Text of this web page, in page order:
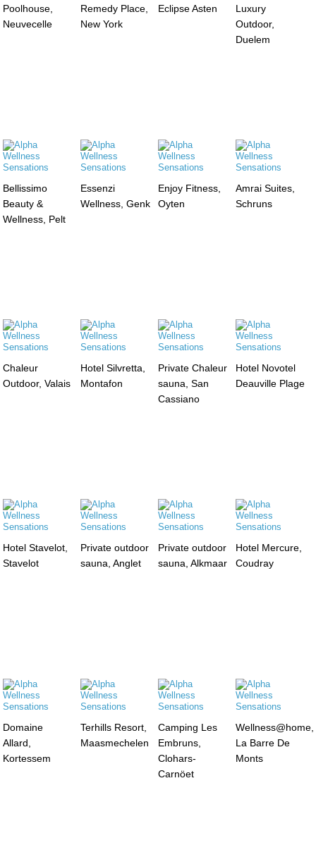
Poolhouse,
Neuvecelle
Remedy Place,
New York
Eclipse Asten
Luxury
Outdoor,
Duelem
Bellissimo
Beauty &
Wellness, Pelt
Essenzi
Wellness, Genk
Enjoy Fitness,
Oyten
Amrai Suites,
Schruns
Chaleur
Outdoor, Valais
Hotel Silvretta,
Montafon
Private Chaleur
sauna, San
Cassiano
Hotel Novotel
Deauville Plage
Hotel Stavelot,
Stavelot
Private outdoor
sauna, Anglet
Private outdoor
sauna, Alkmaar
Hotel Mercure,
Coudray
Domaine
Allard,
Kortessem
Terhills Resort,
Maasmechelen
Camping Les
Embruns,
Clohars-
Carnöet
Wellness@home,
La Barre De
Monts